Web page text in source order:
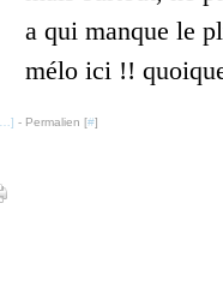
a qui manque le
mélo ici !!
] - Permalien [#]